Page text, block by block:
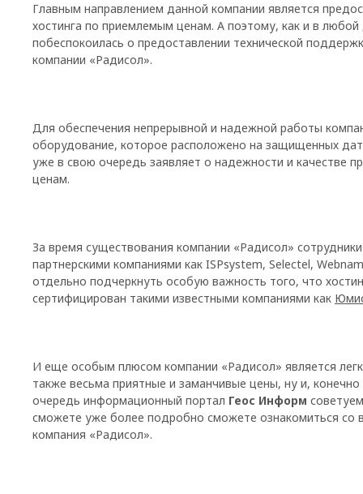
Главным направлением данной компании является
хостинга по приемлемым ценам. А поэтому, как и в любой
побеспокоилась о предоставлении технической
компании «Радисол».
Для обеспечения непрерывной и надежной работы
оборудование, которое расположено на защищенных
уже в свою очередь заявляет о надежности и качестве
ценам.
За время существования компании «Радисол»
партнерскими компаниями как ISPsystem, Selectel,
отдельно подчеркнуть особую важность того, что
сертифицирован такими известными компаниями как
И еще особым плюсом компании «Радисол» является
также весьма приятные и заманчивые цены, ну и,
очередь информационный портал Геос Информ
сможете уже более подробно сможете ознакомиться со
компания «Радисол».